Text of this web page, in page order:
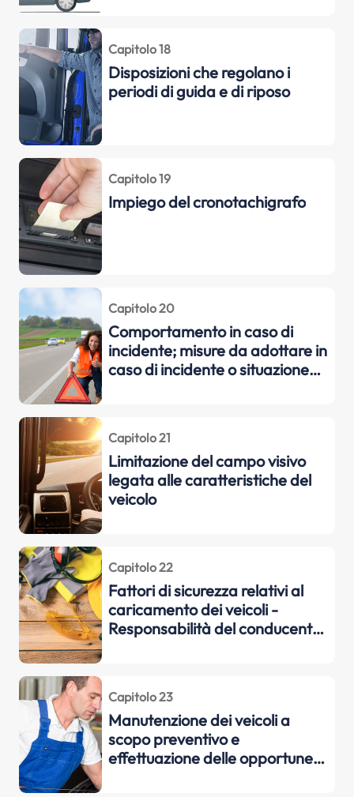
Capitolo 18
Disposizioni che regolano i
periodi di guida e di riposo
Capitolo 19
Impiego del cronotachigrafo
Capitolo 20
Comportamento in caso di
incidente; misure da adottare in
caso di incidente o situazione
nonché rudimenti di pronto
soccorso
Capitolo 21
Limitazione del campo visivo
legata alle caratteristiche del
veicolo
Capitolo 22
Fattori di sicurezza relativi al
caricamento dei veicoli -
Responsabilità del conducente
Capitolo 23
Manutenzione dei veicoli a
scopo preventivo e
effettuazione delle opportune